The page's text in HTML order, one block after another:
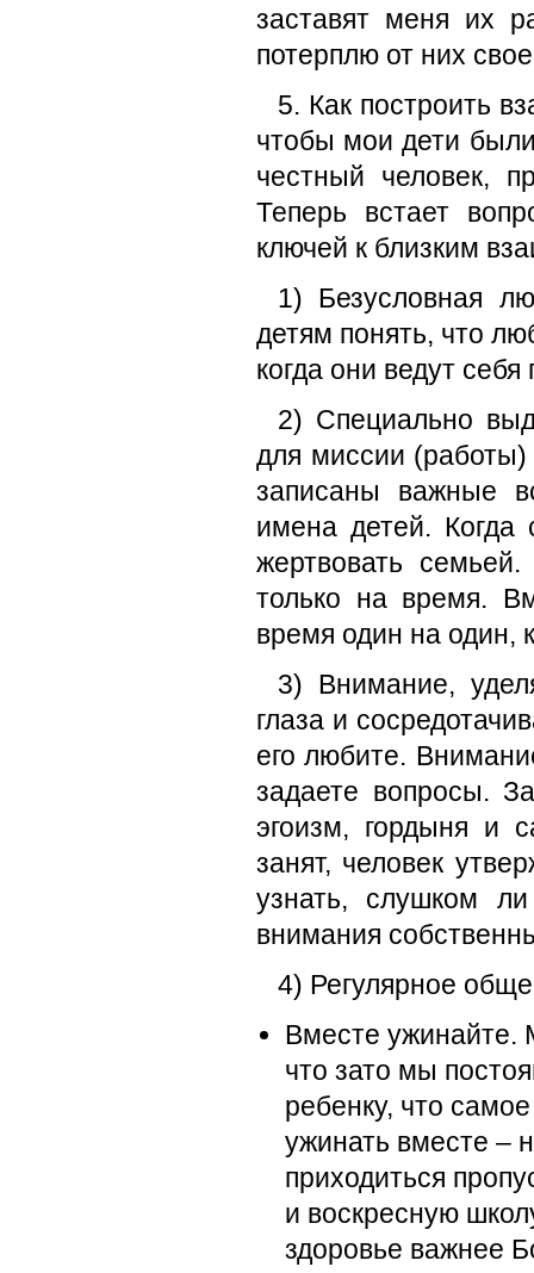
заставят меня их
потерплю от них
5. Как построить
чтобы мои дети
честный человек,
Теперь встает
ключей к близким
1) Безусловная
детям понять, что
когда они ведут себя
2) Специально
для миссии
записаны важные
имена детей. Когда
жертвовать
только на время.
время один на один,
3) Внимание,
глаза и
его любите.
задаете вопросы.
эгоизм, гордыня и
занят, человек
узнать, слушком
внимания
4) Регулярное
Вместе ужинайте.
что зато мы
ребенку, что
ужинать вместе –
приходиться
и воскресную
здоровье важнее